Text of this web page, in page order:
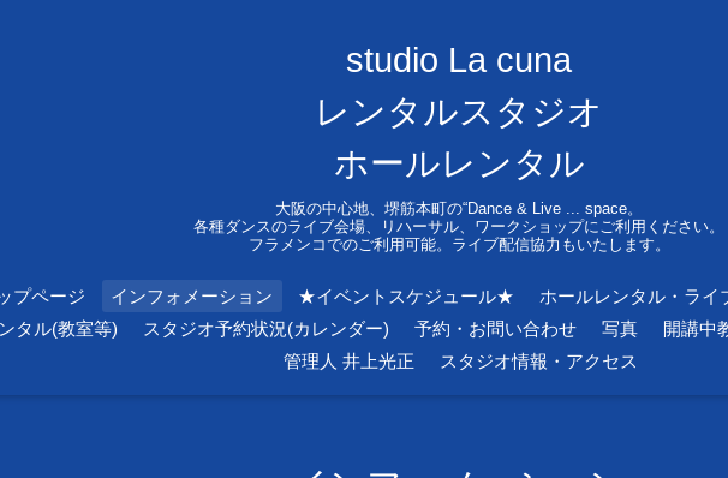
studio La cuna
レンタルスタジオ
ホールレンタル
大阪の中心地、堺筋本町の“Dance & Live ... space。
各種ダンスのライブ会場、リハーサル、ワークショップにご利用ください。
フラメンコでのご利用可能。ライブ配信協力もいたします。
プページ インフォメーション ★イベントスケジュール★
ホールレンタル・ライ
タル(教室等)
スタジオ予約状況(カレンダー) 予約・お問い合わせ 写真
開講中
管理人 井上光正
スタジオ情報・アクセス